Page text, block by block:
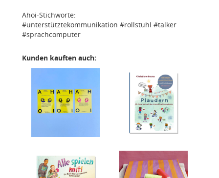
Ahoi-Stichworte:
#unterstütztekommunikation #rollstuhl #talker
#sprachcomputer
Kunden kauften auch: